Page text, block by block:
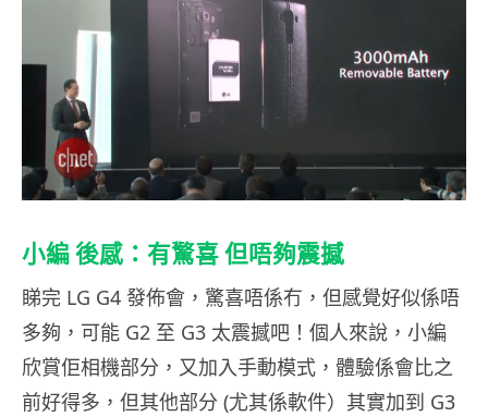
小編 後感：有驚喜 但唔夠震撼
睇完 LG G4 發佈會，驚喜唔係冇，但感覺好似係唔
多夠，可能 G2 至 G3 太震撼吧！個人來說，小編
欣賞佢相機部分，又加入手動模式，體驗係會比之
前好得多，但其他部分 (尤其係軟件）其實加到 G3